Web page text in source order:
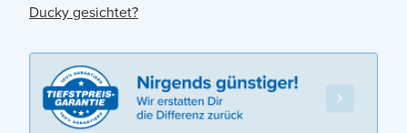
Ducky gesichtet?